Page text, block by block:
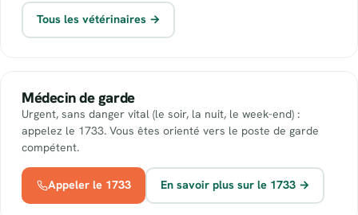
Tous les vétérinaires →
Médecin de garde
Urgent, sans danger vital (le soir, la nuit, le week-end) :
appelez le 1733. Vous êtes orienté vers le poste de garde
compétent.
Appeler le 1733 En savoir plus sur le 1733 →